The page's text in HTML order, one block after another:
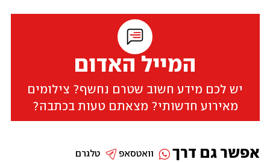
המייל האדום
יש לכם מידע חשוב שטרם נחשף? צילומים
מאירוע חדשותי? מצאתם טעות בכתבה?
אפשר גם דרך טלגרם וואטסאפ